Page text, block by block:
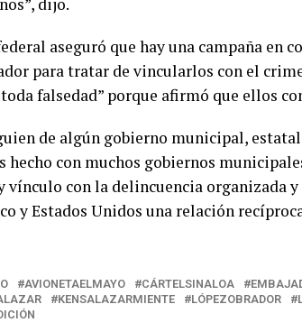
dijo.
aseguró que hay una campaña en
para tratar de vincularlos con el
falsedad” porque afirmó que ellos
de algún gobierno municipal,
hecho con muchos gobiernos
vínculo con la delincuencia organizada y
y Estados Unidos una relación
AVIONETAELMAYO CÁRTELSINALOA
KENSALAZARMIENTE LÓPEZOBRADOR